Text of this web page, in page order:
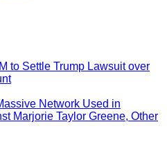
to Settle Trump Lawsuit over
Network Used in
Marjorie Taylor Greene, Other